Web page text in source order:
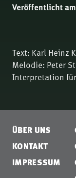
Veröffentlicht
———
Text: Karl Heinz
Melodie: Peter
Interpretation
ÜBER UNS
KONTAKT
IMPRESSUM